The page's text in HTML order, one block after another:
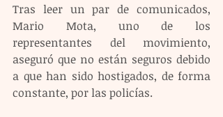
Tras leer un par de comunicados,
Mario Mota, uno de los
representantes del movimiento,
aseguró que no están seguros debido
a que han sido hostigados, de forma
constante, por las policías.